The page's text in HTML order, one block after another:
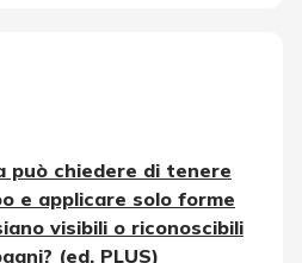
può chiedere di tenere
e applicare solo forme
visibili o riconoscibili
(ed. PLUS)